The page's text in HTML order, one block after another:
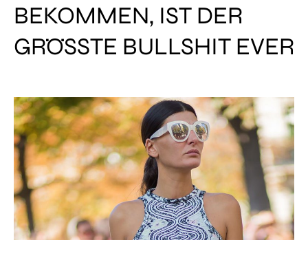
BEKOMMEN, IST DER
GRÖSSTE BULLSHIT EVER